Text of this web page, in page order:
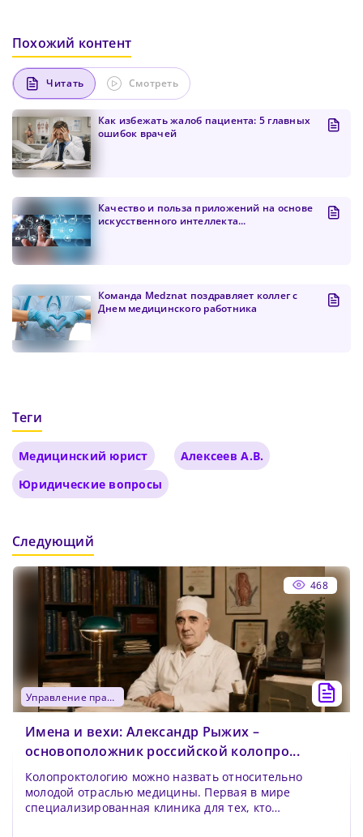
Похожий контент
Читать Смотреть
Как избежать жалоб пациента: 5 главных
ошибок врачей
Качество и польза приложений на основе
искусственного интеллекта...
Команда Medznat поздравляет коллег с
Днем медицинского работника
Теги
Медицинский юрист
Алексеев А.В.
Юридические вопросы
Следующий
468
управление практикой
Имена и вехи: Александр Рыжих –
основоположник российской колопро...
Колопроктологию можно назвать относительно
молодой отраслью медицины. Первая в мире
специализированная клиника для тех, кто